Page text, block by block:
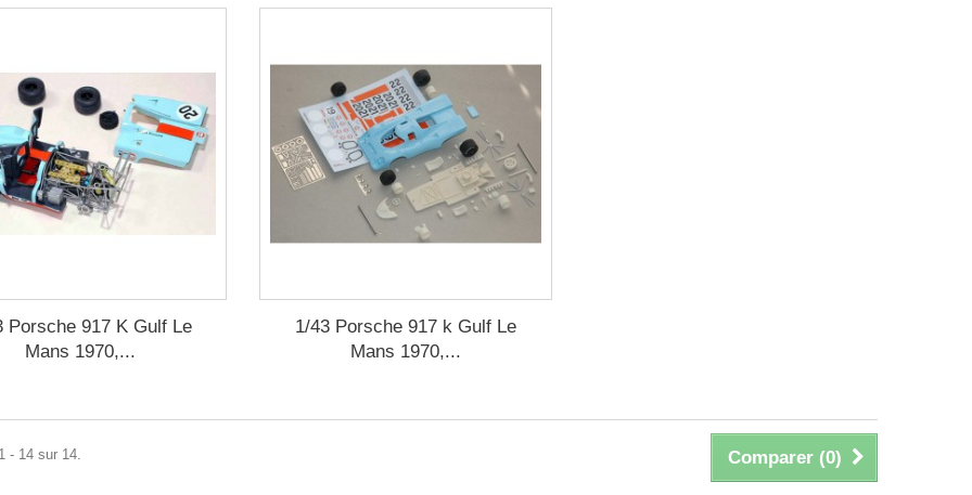
Porsche 917 K Gulf Le
Mans 1970,...
1/43 Porsche 917 k Gulf Le
Mans 1970,...
Comparer (0)
- 14 sur 14.